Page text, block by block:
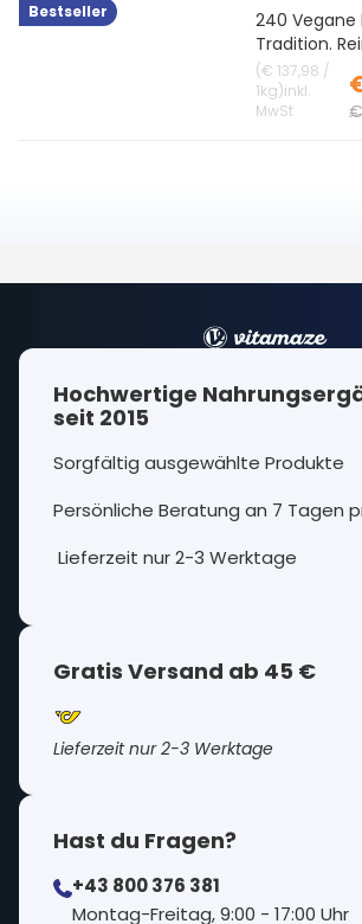
Bestseller
240 Vegane
Tradition.
(€ 137,98 /
1kg)inkl.
MwSt
Hochwertige
seit 2015
Sorgfältig ausgewählte Produkte
Persönliche Beratung an 7 Tagen
Lieferzeit nur 2-3 Werktage
Gratis Versand ab 45 €
Lieferzeit nur 2-3 Werktage
Hast du Fragen?
+43 800 376 381
⁠Montag-Freitag, 9:00 - 17:00 Uhr